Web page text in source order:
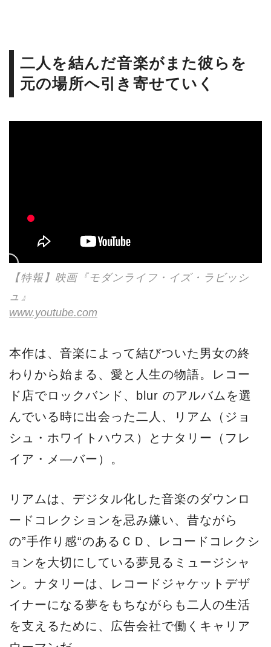
二人を結んだ音楽がまた彼らを
元の場所へ引き寄せていく
【特報】映画『モダンライフ・イズ・ラビッシ
ュ』
www.youtube.com
本作は、音楽によって結びついた男女の終
わりから始まる、愛と人生の物語。レコー
ド店でロックバンド、blur のアルバムを選
んでいる時に出会った二人、リアム（ジョ
シュ・ホワイトハウス）とナタリー（フレ
イア・メ―バー）。
リアムは、デジタル化した音楽のダウンロ
ードコレクションを忌み嫌い、昔ながら
の”手作り感“のあるＣＤ、レコードコレクシ
ョンを大切にしている夢見るミュージシャ
ン。ナタリーは、レコードジャケットデザ
イナーになる夢をもちながらも二人の生活
を支えるために、広告会社で働くキャリア